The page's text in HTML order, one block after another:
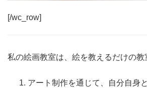
[/wc_row]
私の絵画教室は、絵を教えるだけの教
アート制作を通じて、自分自身